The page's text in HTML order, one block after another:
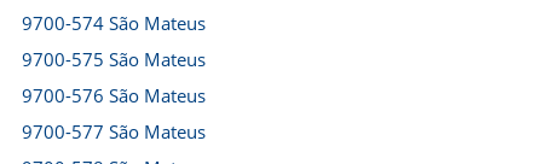
9700-574 São Mateus
9700-575 São Mateus
9700-576 São Mateus
9700-577 São Mateus